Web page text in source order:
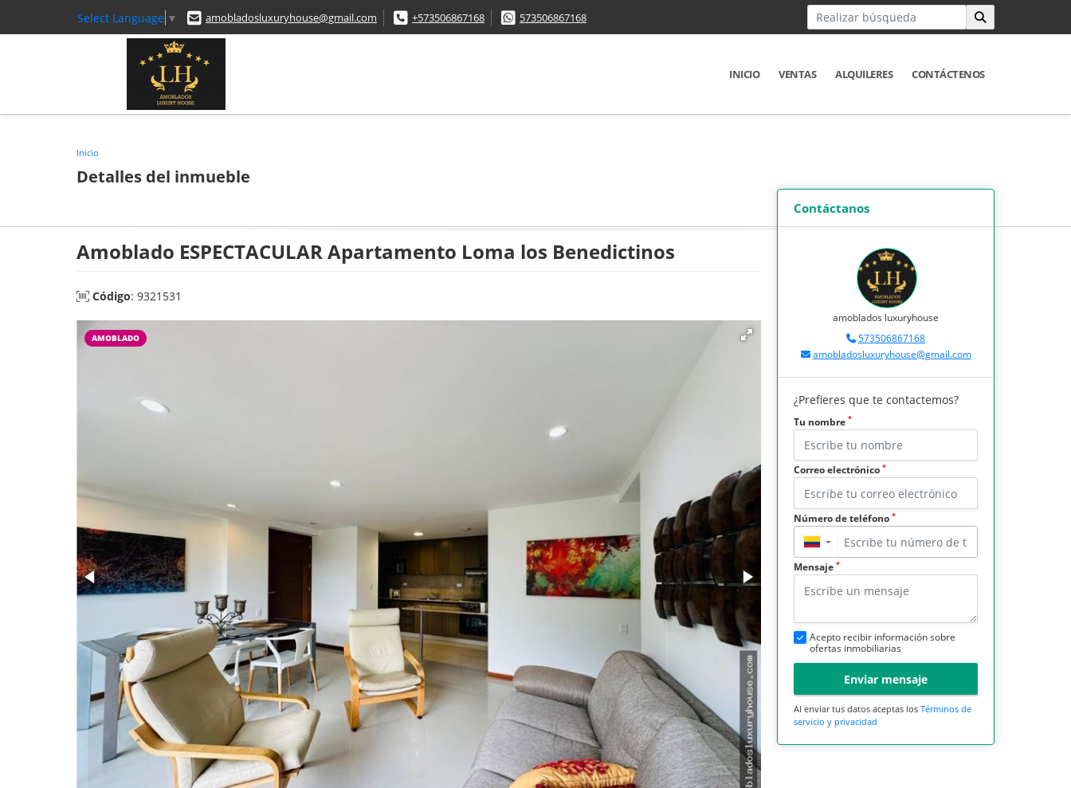
Select Language ▼ amobladosluxuryhouse@gmail.com +573506867168 573506867168
INICIO VENTAS ALQUILERES CONTÁCTENOS
Inicio
Detalles del inmueble
Amoblado ESPECTACULAR Apartamento Loma los Benedictinos
Código: 9321531
AMOBLADO
Contáctanos
amoblados luxuryhouse
573506867168
amobladosluxuryhouse@gmail.com
¿Prefieres que te contactemos?
Tu nombre *
Correo electrónico *
Número de teléfono *
▼
Mensaje *
Acepto recibir información sobre
ofertas inmobiliarias
Enviar mensaje
Al enviar tus datos aceptas los Términos de
servicio y privacidad